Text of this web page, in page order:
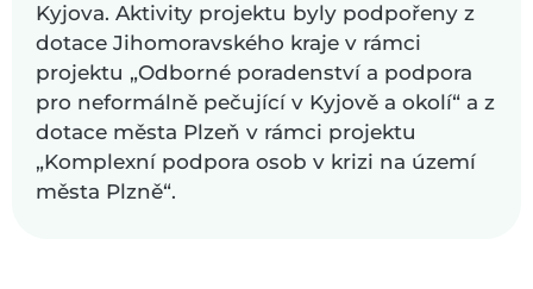
Kyjova. Aktivity projektu byly podpořeny z
dotace Jihomoravského kraje v rámci
projektu „Odborné poradenství a podpora
pro neformálně pečující v Kyjově a okolí“ a z
dotace města Plzeň v rámci projektu
„Komplexní podpora osob v krizi na území
města Plzně“.